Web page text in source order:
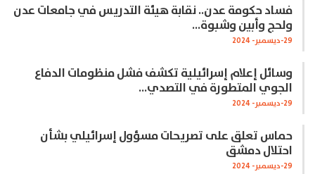
فساد حكومة عدن.. نقابة هيئة التدريس في جامعات عدن
ولحج وأبين وشبوة…
29-ديسمبر- 2024
وسائل إعلام إسرائيلية تكشف فشل منظومات الدفاع
الجوي المتطورة في التصدي…
29-ديسمبر- 2024
حماس تعلق على تصريحات مسؤول إسرائيلي بشأن
احتلال دمشق
29-ديسمبر- 2024